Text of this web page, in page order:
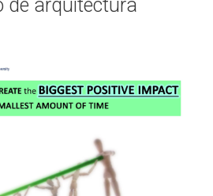
de arquitectura